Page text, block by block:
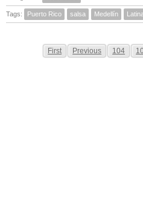
Tags: Puerto Rico salsa Medellín
First Previous 104